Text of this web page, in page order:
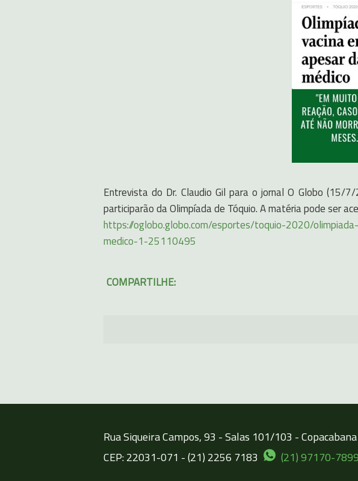
Entrevista do Dr. Claudio Gil para o jornal O Globo (15/
participarão da Olimpíada de Tóquio. A matéria pode ser
https://oglobo.globo.com/esportes/toquio-2020/
medico-1-25110495
COMPARTILHE:
Rua Siqueira Campos, 93 - Salas 101/103 -
CEP: 22031-071 - (21) 2256 7183
(21) 97170-7899